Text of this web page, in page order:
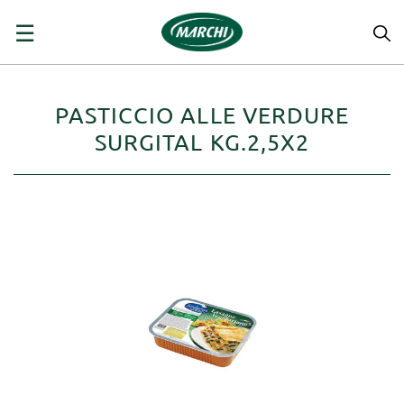
navigazione
☰
PASTICCIO ALLE VERDURE
SURGITAL KG.2,5X2